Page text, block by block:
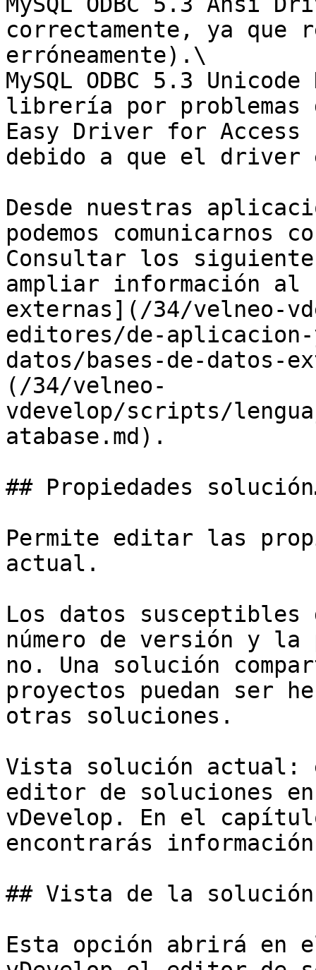
correctamente, ya que
erróneamente).\
MySQL ODBC 5.3
librería por
Easy Driver for Access
debido a que el driver
Desde nuestras
podemos comunicarnos
Consultar los
ampliar información al
externas](/34/velneo-
editores/de-aplicacion-
datos/bases-de-datos-
(/34/velneo-
vdevelop/scripts/
atabase.md).
## Propiedades
Permite editar las
actual.
Los datos
número de versión y la
no. Una solución
proyectos puedan ser
otras soluciones.
Vista solución actual:
editor de soluciones
vDevelop. En el
encontrarás
## Vista de la
Esta opción abrirá en